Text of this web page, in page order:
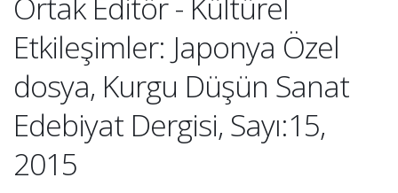
Etkileşimler: Japonya Özel
dosya, Kurgu Düşün Sanat
Edebiyat Dergisi, Sayı:15,
2015